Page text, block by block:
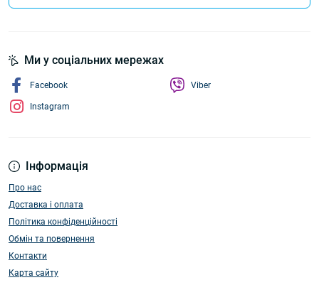
Інформація
Про нас
Доставка і оплата
Політика конфіденційності
Обмін та повернення
Контакти
Карта сайту
Ми у соціальних мережах
Facebook
Instagram
Viber